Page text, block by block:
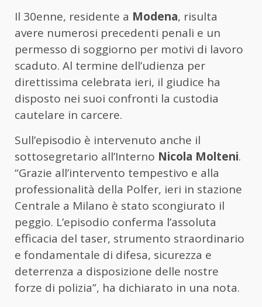
Il 30enne, residente a Modena, risulta
avere numerosi precedenti penali e un
permesso di soggiorno per motivi di lavoro
scaduto. Al termine dell’udienza per
direttissima celebrata ieri, il giudice ha
disposto nei suoi confronti la custodia
cautelare in carcere.
Sull’episodio è intervenuto anche il
sottosegretario all’Interno Nicola Molteni.
“Grazie all’intervento tempestivo e alla
professionalità della Polfer, ieri in stazione
Centrale a Milano è stato scongiurato il
peggio. L’episodio conferma l’assoluta
efficacia del taser, strumento straordinario
e fondamentale di difesa, sicurezza e
deterrenza a disposizione delle nostre
forze di polizia”, ha dichiarato in una nota.